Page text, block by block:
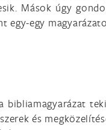
Mások úgy
egy-egy
és